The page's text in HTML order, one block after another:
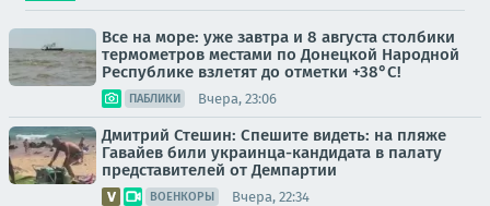
Все на море: уже завтра и 8 августа столбики
термометров местами по Донецкой Народной
Республике взлетят до отметки +38°C!
ПАБЛИКИ Вчера, 23:06
Дмитрий Стешин: Спешите видеть: на пляже
Гавайев били украинца-кандидата в палату
представителей от Демпартии
ВОЕНКОРЫ Вчера, 22:34